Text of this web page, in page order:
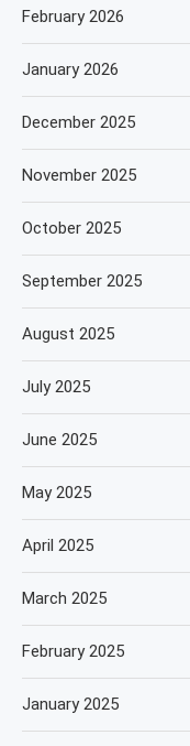
February 2026
January 2026
December 2025
November 2025
October 2025
September 2025
August 2025
July 2025
June 2025
May 2025
April 2025
March 2025
February 2025
January 2025